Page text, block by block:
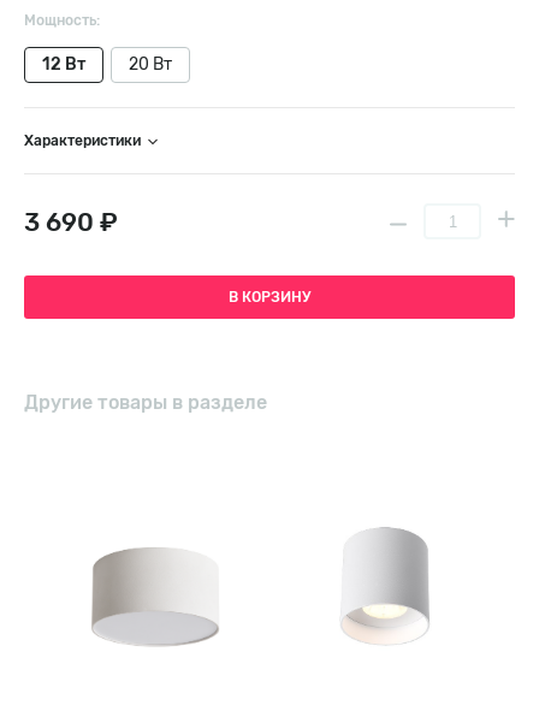
Мощность:
12 Вт 20 Вт
Характеристики
3 690 ₽
В КОРЗИНУ
Другие товары в разделе